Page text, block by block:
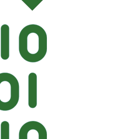
BENSON HYUNDAI